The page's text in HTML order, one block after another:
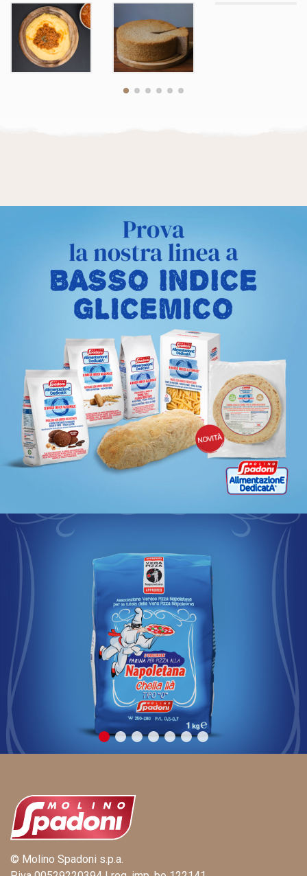
© Molino Spadoni s.p.a.